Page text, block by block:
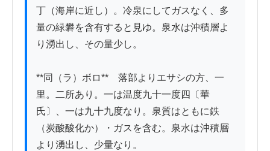
丁（海岸に近し）。冷泉にしてガスなく、多
量の緑礬を含有すると見ゆ。泉水は沖積層よ
り湧出し、その量少し。
**同（ラ）ボロ**　落部よりエサシの方、一
里。二所あり。一は温度九十一度四〔華
氏〕、一は九十九度なり。泉質はともに鉄
（炭酸酸化か）・ガスを含む。泉水は沖積層
より湧出し、少量なり。